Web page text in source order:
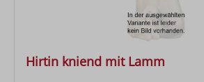
Hirtin kniend mit Lamm